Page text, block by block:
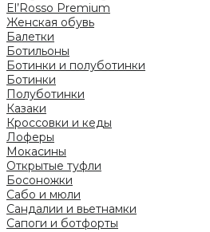
El’Rosso Premium
Женская обувь
Балетки
Ботильоны
Ботинки и полуботинки
Ботинки
Полуботинки
Казаки
Кроссовки и кеды
Лоферы
Мокасины
Открытые туфли
Босоножки
Сабо и мюли
Сандалии и вьетнамки
Сапоги и ботфорты